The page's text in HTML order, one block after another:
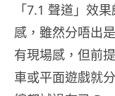
「7.1 聲道」效
感，雖然分唔出
有現場感，但前
車或平面遊戲就